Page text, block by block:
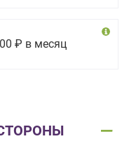
₽ в месяц